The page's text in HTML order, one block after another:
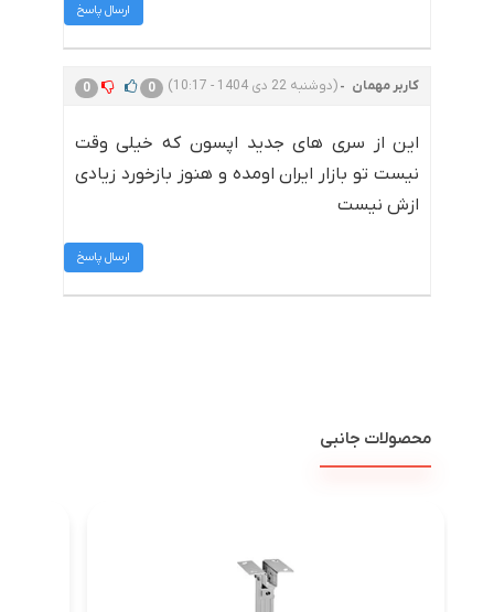
ارسال پاسخ
کاربر مهمان (دوشنبه 22 دی 1404 - 10:17) 0 0
این از سری های جدید اپسون که خیلی وقت
نیست تو بازار ایران اومده و هنوز بازخورد زیادی
ازش نیست
ارسال پاسخ
محصولات جانبی